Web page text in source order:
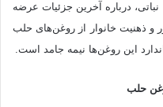
درباره آخرین جزئیات عرضه
و ذهنیت خانوار از روغن‌های حلب
این روغن‌ها نیمه جامد است.
حلب